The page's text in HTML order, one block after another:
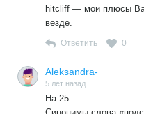
hitcliff — мои плюсы
везде.
Ответить 0
Aleksandra-
5 лет назад
На 25 .